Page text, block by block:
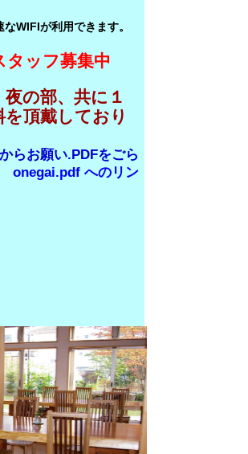
WIFIが利用できます。
ッフ募集中
の部、共に１
を頂戴しており
らお願い.PDFをごら
onegai.pdf へのリン